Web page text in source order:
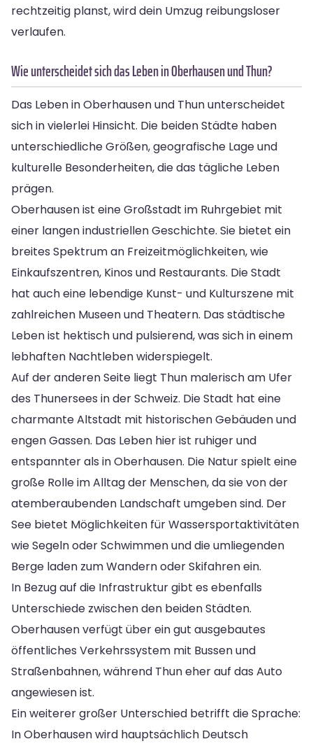
rechtzeitig planst, wird dein Umzug reibungsloser
verlaufen.
Wie unterscheidet sich das Leben in Oberhausen und Thun?
Das Leben in Oberhausen und Thun unterscheidet
sich in vielerlei Hinsicht. Die beiden Städte haben
unterschiedliche Größen, geografische Lage und
kulturelle Besonderheiten, die das tägliche Leben
prägen.
Oberhausen ist eine Großstadt im Ruhrgebiet mit
einer langen industriellen Geschichte. Sie bietet ein
breites Spektrum an Freizeitmöglichkeiten, wie
Einkaufszentren, Kinos und Restaurants. Die Stadt
hat auch eine lebendige Kunst- und Kulturszene mit
zahlreichen Museen und Theatern. Das städtische
Leben ist hektisch und pulsierend, was sich in einem
lebhaften Nachtleben widerspiegelt.
Auf der anderen Seite liegt Thun malerisch am Ufer
des Thunersees in der Schweiz. Die Stadt hat eine
charmante Altstadt mit historischen Gebäuden und
engen Gassen. Das Leben hier ist ruhiger und
entspannter als in Oberhausen. Die Natur spielt eine
große Rolle im Alltag der Menschen, da sie von der
atemberaubenden Landschaft umgeben sind. Der
See bietet Möglichkeiten für Wassersportaktivitäten
wie Segeln oder Schwimmen und die umliegenden
Berge laden zum Wandern oder Skifahren ein.
In Bezug auf die Infrastruktur gibt es ebenfalls
Unterschiede zwischen den beiden Städten.
Oberhausen verfügt über ein gut ausgebautes
öffentliches Verkehrssystem mit Bussen und
Straßenbahnen, während Thun eher auf das Auto
angewiesen ist.
Ein weiterer großer Unterschied betrifft die Sprache:
In Oberhausen wird hauptsächlich Deutsch